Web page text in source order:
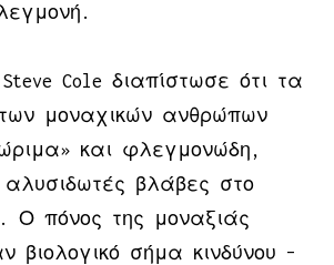
Cole διαπίστωσε ότι τα
μοναχικών ανθρώπων
και φλεγμονώδη,
βλάβες στο
Ο πόνος της μοναξιάς
βιολογικό σήμα κινδύνου –